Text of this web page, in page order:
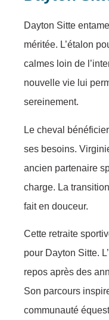
Dayton Sitte
méritée. L’étalon
calmes loin de
nouvelle vie lui
sereinement.
Le cheval
ses besoins.
ancien partenaire
charge. La
fait en douceur.
Cette retraite
pour Dayton Sitte.
repos après des
Son parcours
communauté